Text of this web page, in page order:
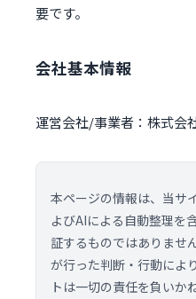
要です。
会社基本情報
運営会社/事業者：株式会
本ページの情報は、当サ
よびAIによる自動整理を
証するものではありませ
が行った判断・行動によ
トは一切の責任を負いか